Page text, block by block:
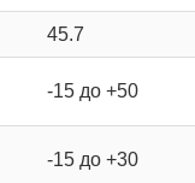
45.7
-15 до +50
-15 до +30